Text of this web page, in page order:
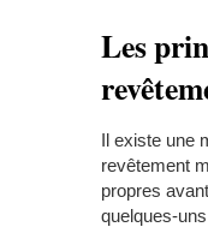
Les
Il existe une
revêtement
propres
quelques-